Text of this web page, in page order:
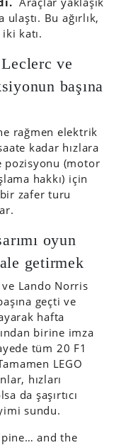
Bu ağırlık,
katı.
ve
başına
rağmen elektrik
kadar hızlara
pozisyonu (motor
hakkı) için
zafer turu
oyun
getirmek
Lando Norris
geçti ve
hafta
birine imza
tüm 20 F1
LEGO
hızları
da şaşırtıcı
sundu.
and the